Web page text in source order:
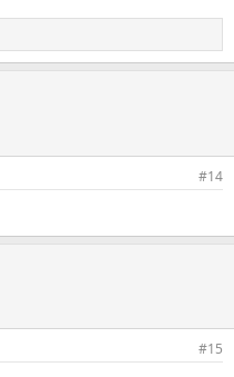
#14
#15